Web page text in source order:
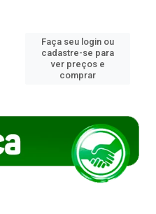
Faça seu login ou
cadastre-se para
ver preços e
comprar